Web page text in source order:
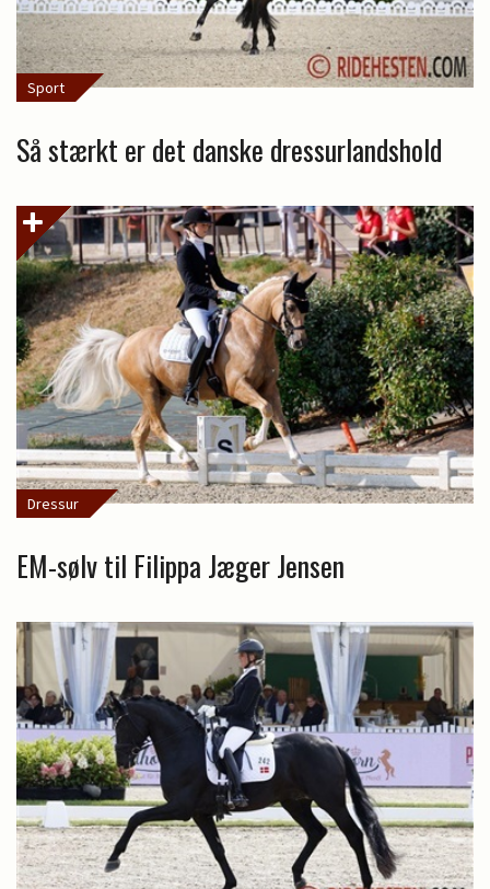
Sport
Så stærkt er det danske dressurlandshold
Dressur
EM-sølv til Filippa Jæger Jensen